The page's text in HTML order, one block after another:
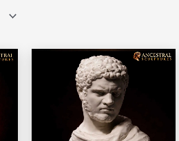
Rango
de
precios:
desde
€79,95
hasta
€679,00
producto
variantes.